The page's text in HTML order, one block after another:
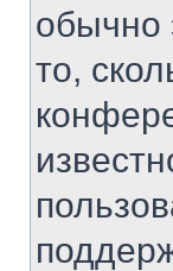
обычно
то,